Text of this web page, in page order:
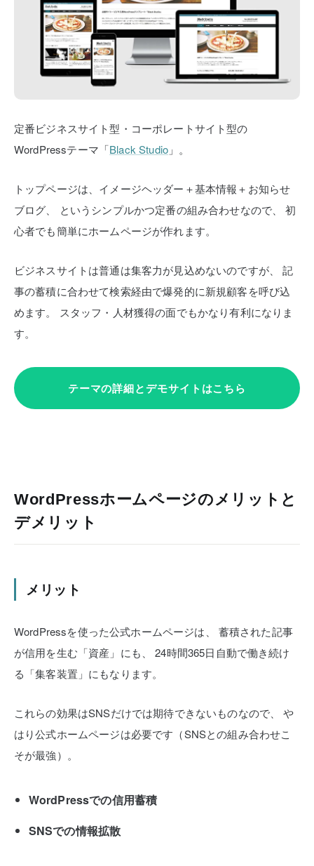
定番ビジネスサイト型・コーポレートサイト型の
WordPressテーマ「Black Studio 」。
トップページは、イメージヘッダー＋基本情報＋お知らせ
ブログ、
というシンプルかつ定番の組み合わせなので、
初
心者でも簡単にホームページが作れます。
ビジネスサイトは普通は集客力が見込めないのですが、
記
事の蓄積に合わせて検索経由で爆発的に新規顧客を呼び込
めます。
スタッフ・人材獲得の面でもかなり有利になりま
す。
テーマの詳細とデモサイトはこちら
WordPressホームページのメリットと
デメリット
メリット
WordPressを使った公式ホームページは、
蓄積された記事
が信用を生む「資産」にも、
24時間365日自動で働き続け
る「集客装置」にもなります。
これらの効果はSNSだけでは期待できないものなので、
や
はり公式ホームページは必要です（SNSとの組み合わせこ
そが最強）。
WordPressでの信用蓄積
SNSでの情報拡散